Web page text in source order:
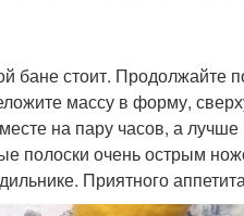
бане стоит. Продолжайте
массу в форму,
на пару часов, а лучше
полоски очень острым
Приятного